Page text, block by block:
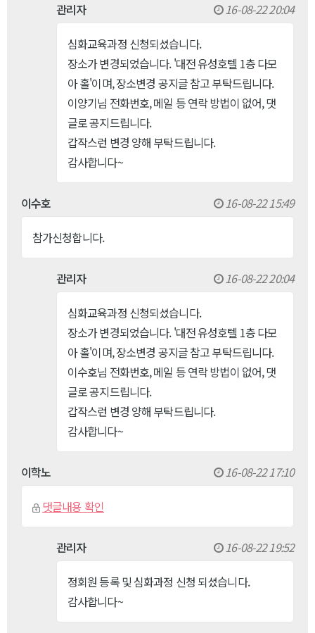
관리자 16-08-22 20:04
심화교육과정 신청되셨습니다.
장소가 변경되었습니다. '대전 유성호텔 1층 다모
아 홀'이며, 장소변경 공지글 참고 부탁드립니다.
이양기님 전화번호, 메일 등 연락 방법이 없어, 댓
글로 공지드립니다.
갑작스런 변경 양해 부탁드립니다.
감사합니다~
이수호 16-08-22 15:49
참가신청합니다.
관리자 16-08-22 20:04
심화교육과정 신청되셨습니다.
장소가 변경되었습니다. '대전 유성호텔 1층 다모
아 홀'이며, 장소변경 공지글 참고 부탁드립니다.
이수호님 전화번호, 메일 등 연락 방법이 없어, 댓
글로 공지드립니다.
갑작스런 변경 양해 부탁드립니다.
감사합니다~
이학노 16-08-22 17:10
댓글내용 확인
관리자 16-08-22 19:52
정회원 등록 및 심화과정 신청 되셨습니다.
감사합니다~